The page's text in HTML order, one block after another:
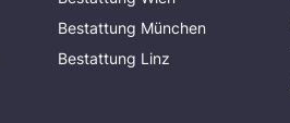
Bestattung München
Bestattung Linz